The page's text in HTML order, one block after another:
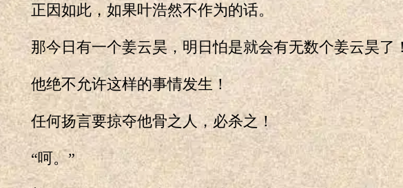
正因如此，如果叶浩然不作为的话。
那今日有一个姜云昊，明日怕是就会有无数个姜云昊了
他绝不允许这样的事情发生！
任何扬言要掠夺他骨之人，必杀之！
“呵。”